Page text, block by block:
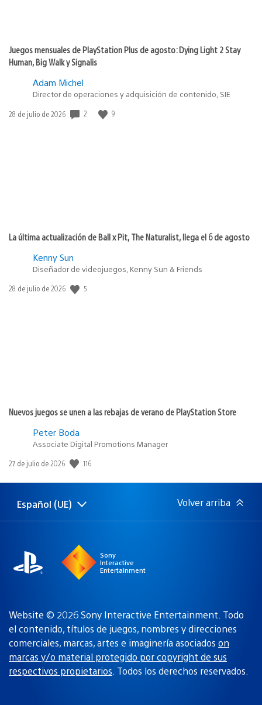
Juegos mensuales de PlayStation Plus de agosto: Dying Light 2 Stay
Human, Big Walk y Signalis
Adam Michel
Director de operaciones y adquisición de contenido, SIE
Fecha
28 de julio de 2026 2 9
La última actualización de Ball x Pit, The Naturalist, llega el 6 de agosto
Kenny Sun
Diseñador de videojuegos, Kenny Sun & Friends
Fecha
28 de julio de 2026 5
Nuevos juegos se unen a las rebajas de verano de PlayStation Store
Peter Boda
Associate Digital Promotions Manager
Fecha
publicación:
27 de julio de 2026 116
Selecciona
Región
Español (UE) Volver arriba
Sony
Interactive
Entertainment
Website © 2026 Sony Interactive Entertainment. Todo
el contenido, títulos de juegos, nombres y direcciones
comerciales, marcas, artes e imaginería asociados on
marcas y/o material protegido por copyright de sus
respectivos propietarios. Todos los derechos reservados.